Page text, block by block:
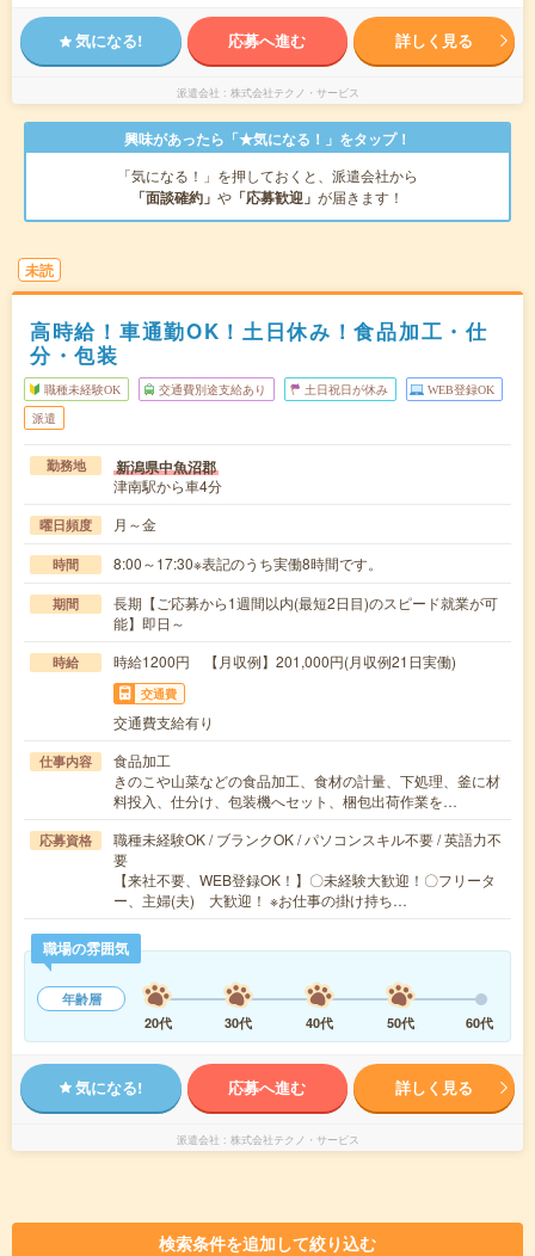
気になる! 応募へ進む 詳しく見る
派遣会社 株式会社テクノ・サービス
興味があったら「★気になる！」をタップ！
「気になる！」を押しておくと、派遣会社から
「面談確約」 や 「応募歓迎」 が届きます！
未読
高時給！車通勤OK！土日休み！食品加工・仕
分・包装
職種未経験OK 交通費別途支給あり 土日祝日が休み WEB登録OK
派遣
勤務地 新潟県中魚沼郡
津南駅から車4分
曜日頻度 月～金
時間 8:00～17:30※表記のうち実働8時間です。
期間
長期【ご応募から1週間以内(最短2日目)のスピード就業が可
能】即日～
時給 時給1200円 【月収例】201,000円(月収例21日実働)
交通費
交通費支給有り
仕事内容
食品加工
きのこや山菜などの食品加工、食材の計量、下処理、釜に材
料投入、仕分け、包装機へセット、梱包出荷作業を…
応募資格
職種未経験OK / ブランクOK / パソコンスキル不要 / 英語力不
要
【来社不要、WEB登録OK！】〇未経験大歓迎！〇フリータ
ー、主婦(夫) 大歓迎！ ※お仕事の掛け持ち…
職場の雰囲気
年齢層
20代
30代 40代 50代 60代
気になる! 応募へ進む 詳しく見る
派遣会社 株式会社テクノ・サービス
検索条件を追加して絞り込む